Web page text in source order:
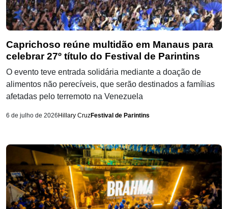
Caprichoso reúne multidão em Manaus para
celebrar 27º título do Festival de Parintins
O evento teve entrada solidária mediante a doação de
alimentos não perecíveis, que serão destinados a famílias
afetadas pelo terremoto na Venezuela
6 de julho de 2026 Hillary CruzFestival de Parintins